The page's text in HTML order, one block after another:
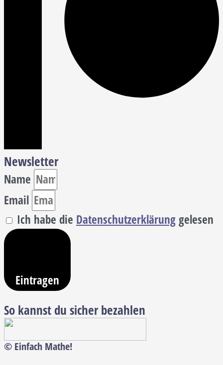
Newsletter
Name
Email
Ich habe die Datenschutzerklärung gelesen
Eintragen
So kannst du sicher bezahlen
© Einfach Mathe!